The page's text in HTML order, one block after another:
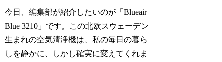
今日、編集部が紹介したいのが「Blueair
Blue 3210」です。この北欧スウェーデン
生まれの空気清浄機は、私の毎日の暮ら
しを静かに、しかし確実に変えてくれま